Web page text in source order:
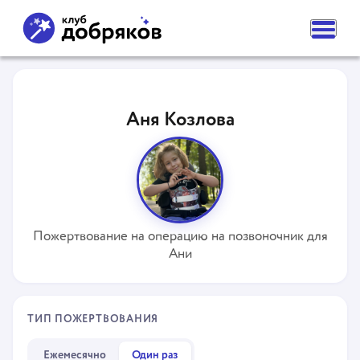
СМИ О НАС
СДЕЛАТЬ ПОЖЕРТВОВАНИЕ
СТАТЬ ВОЛОНТЕРОМ ФОНДА
Аня Козлова
Пожертвование на операцию на позвоночник для
Ани
ТИП ПОЖЕРТВОВАНИЯ
Ежемесячно Один раз